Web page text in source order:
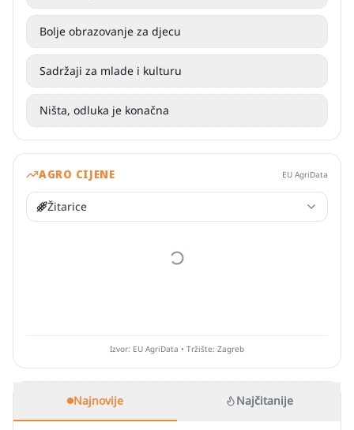
Bolje obrazovanje za djecu
Sadržaji za mlade i kulturu
Ništa, odluka je konačna
AGRO CIJENE EU AgriData
Žitarice
Izvor: EU AgriData • Tržište: Zagreb
Najnovije Najčitanije